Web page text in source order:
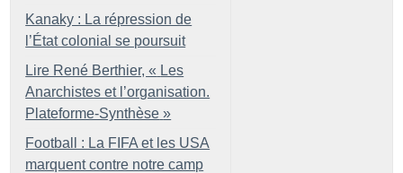
Kanaky : La répression de
l’État colonial se poursuit
Lire René Berthier, « Les
Anarchistes et l’organisation.
Plateforme-Synthèse »
Football : La FIFA et les USA
marquent contre notre camp